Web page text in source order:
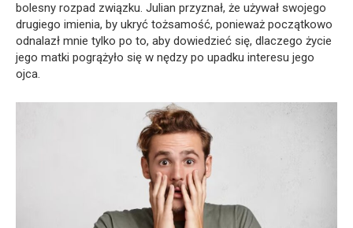
bolesny rozpad związku. Julian przyznał, że używał swojego
drugiego imienia, by ukryć tożsamość, ponieważ początkowo
odnalazł mnie tylko po to, aby dowiedzieć się, dlaczego życie
jego matki pogrążyło się w nędzy po upadku interesu jego
ojca.